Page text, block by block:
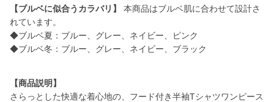
【ブルベに似合うカラバリ】
本商品はブルベ肌に合わせて設計さ
れています。
◆ブルベ夏：ブルー、グレー、ネイビー、ピンク
◆ブルベ冬：ブルー、グレー、ネイビー、ブラック
【商品説明】
さらっとした快適な着心地の、フード付き半袖Tシャツワンピース